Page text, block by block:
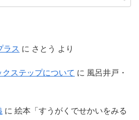
ラス に さとう より
ステップについて に 風呂井戸・
に 絵本「すうがくでせかいをみる